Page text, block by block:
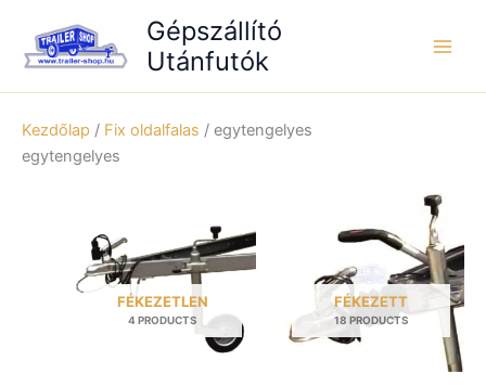
content
Gépszállító
Utánfutók
Kezdőlap / Fix oldalfalas / egytengelyes
egytengelyes
FÉKEZETLEN
4 PRODUCTS
FÉKEZETT
18 PRODUCTS